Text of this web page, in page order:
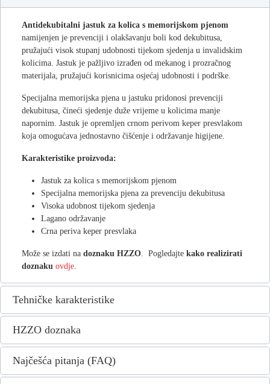
Antidekubitalni jastuk za kolica s memorijskom pjenom
namijenjen je prevenciji i olakšavanju boli kod dekubitusa,
pružajući visok stupanj udobnosti tijekom sjedenja u invalidskim
kolicima. Jastuk je pažljivo izrađen od mekanog i prozračnog
materijala, pružajući korisnicima osjećaj udobnosti i podrške.
Specijalna memorijska pjena u jastuku pridonosi prevenciji
dekubitusa, čineći sjedenje duže vrijeme u kolicima manje
napornim. Jastuk je opremljen crnom perivom keper presvlakom
koja omogućava jednostavno čišćenje i održavanje higijene.
Karakteristike proizvoda:
Jastuk za kolica s memorijskom pjenom
Specijalna memorijska pjena za prevenciju dekubitusa
Visoka udobnost tijekom sjedenja
Lagano održavanje
Crna periva keper presvlaka
Može se izdati na doznaku HZZO . Pogledajte kako realizirati
doznaku ovdje
Tehničke karakteristike
HZZO doznaka
Najčešća pitanja (FAQ)